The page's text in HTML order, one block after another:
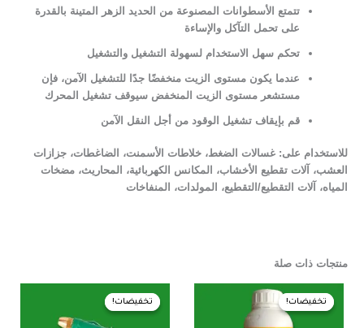
تتمتع الأسطوانات المصنوعة من الحديد الزهر المتينة بالقدرة
على تحمل التآكل والإساءة
تحكم سهل الاستخدام لسهولة التشغيل والتشغيل
عندما يكون مستوى الزيت منخفضًا جدًا للتشغيل الآمن، فإن
مستشعر مستوى الزيت المنخفض سيوقف تشغيل المحرك
قم بإيقاف تشغيل الوقود من أجل النقل الآمن
للاستخدام على: غسالات الضغط، خلاطات الأسمنت، الضاغطات، جزازات
العشب، آلات تقطيع الأخشاب، المكانس الكهربائية، المحاريث، مضخات
المياه، آلات التقطيع/التقطيع، المولدات، المنفاخات
منتجات ذات صلة
تخفيضات!
تخفيضات!
السعر
الأصلي
هو:
575,00 EGP.
السعر
550,00 EGP.
تخفيضات!
تخفيضات!
السعر
الأصلي
هو:
السعر
80,00 EGP.